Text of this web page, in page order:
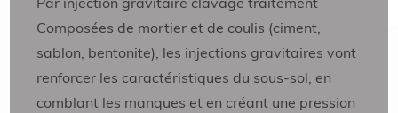
Composées de mortier et de coulis (ciment,
sablon, bentonite), les injections gravitaires vont
renforcer les caractéristiques du sous-sol, en
comblant les manques et en créant une pression